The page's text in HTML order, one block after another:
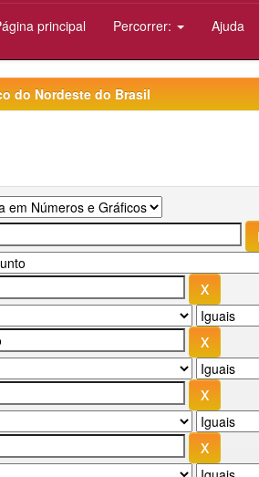
principal Percorrer: Ajuda
do Nordeste do Brasil